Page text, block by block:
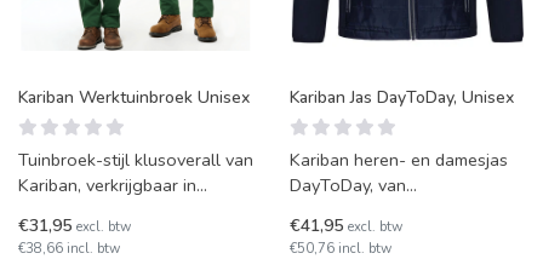
Kariban Werktuinbroek Unisex
Tuinbroek-stijl klusoverall van
Kariban, verkrijgbaar in
model van stevi
€31,95 excl. btw
€38,66 incl. btw
Kariban Jas DayToDay, Unisex
Kariban heren- en damesjas
DayToDay, van
stretch en contrastbiezen. Pre
€41,95 excl. btw
€50,76 incl. btw